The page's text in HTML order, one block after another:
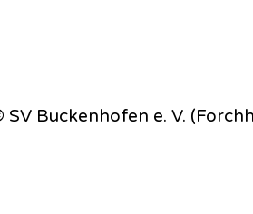
SV Buckenhofen e. V.